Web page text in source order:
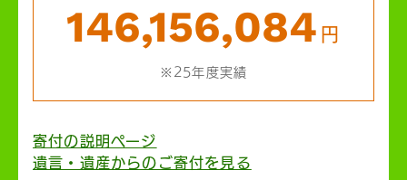
146,156,084 円
※25年度実績
寄付の説明ページ
遺言・遺産からのご寄付を見る